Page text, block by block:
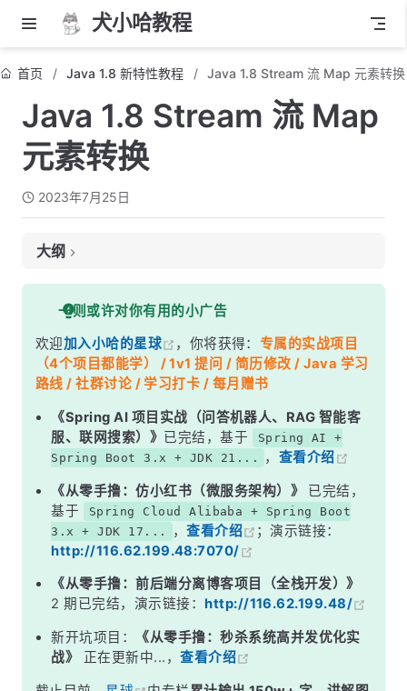
犬小哈教程
首页 Java 1.8 新特性教程 Java 1.8 Stream 流 Map 元素转换
Java 1.8 Stream 流 Map
元素转换
2023年7月25日
大纲
map() 方法概览
使用 map() 方法
示例 1：将整数列表每个元素加倍
示例 2：将字符串列表转换为大写
示例 3：将自定义对象列表转换为特定属性列表
自定义转换函数
一则或许对你有用的小广告
欢迎加入小哈的星球 ，你将获得： 专属的实战项目
（4个项目都能学） / 1v1 提问 / 简历修改 / Java 学习
路线 / 社群讨论 / 学习打卡 / 每月赠书
《Spring AI 项目实战（问答机器人、RAG 智能客
服、联网搜索）》 已完结，基于
Spring AI +
Spring Boot 3.x + JDK 21...
， 查看介绍
《从零手撸：仿小红书（微服务架构）》
已完结，
基于
Spring Cloud Alibaba + Spring Boot
3.x + JDK 17...
，查看介绍
；演示链接：
http://116.62.199.48:7070/
《从零手撸：前后端分离博客项目（全栈开发）》
2 期已完结，演示链接： http://116.62.199.48/
新开坑项目：
《从零手撸：秒杀系统高并发优化实
战》
正在更新中...，查看介绍